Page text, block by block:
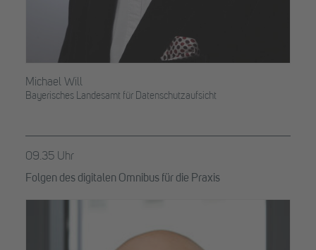
Michael Will
Bayerisches Landesamt für Datenschutzaufsicht
09.35 Uhr
Folgen des digitalen Omnibus für die Praxis